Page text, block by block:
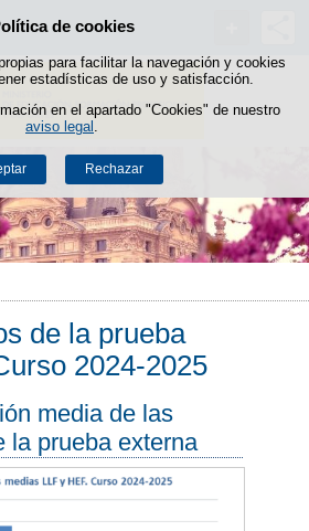
de cookies
para facilitar la navegación y cookies
estadísticas de uso y satisfacción.
en el apartado "Cookies" de nuestro
aviso legal
Rechazar
Saltar al contenido
de la prueba
2024-2025
media de las
la prueba externa